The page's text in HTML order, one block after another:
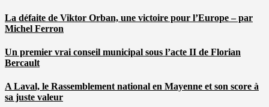
La défaite de Viktor Orban, une victoire pour l’Europe – par
Michel Ferron
Un premier vrai conseil municipal sous l’acte II de Florian
Bercault
A Laval, le Rassemblement national en Mayenne et son score à
sa juste valeur